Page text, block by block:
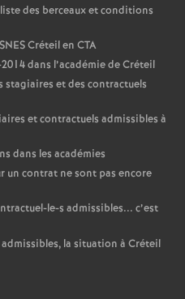
des berceaux et conditions
SNESCréteil en CTA
dans l’académie de Créteil
et des contractuels
et contractuels admissibles à
dans les académies
un contrat ne sont pas encore
le-s admissibles... c’est
la situation à Créteil